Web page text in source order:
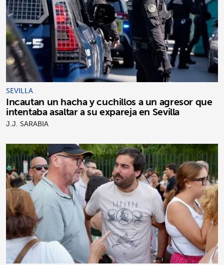
SEVILLA
Incautan un hacha y cuchillos a un agresor que
intentaba asaltar a su expareja en Sevilla
J.J. SARABIA